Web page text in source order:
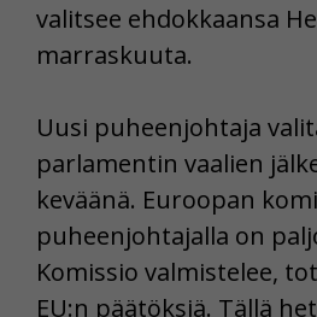
valitsee ehdokkaansa
marraskuuta.
Uusi puheenjohtaja
parlamentin vaalien
keväänä. Euroopan
puheenjohtajalla on
Komissio valmistelee,
EU:n päätöksiä. Tällä